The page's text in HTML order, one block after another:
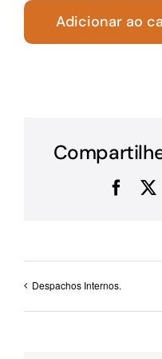
Adicionar ao
X
Despachos Internos.